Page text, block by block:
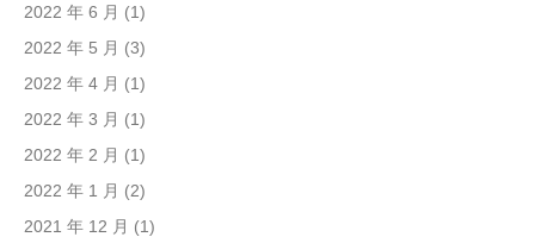
2022 年 6 月 (1)
2022 年 5 月 (3)
2022 年 4 月 (1)
2022 年 3 月 (1)
2022 年 2 月 (1)
2022 年 1 月 (2)
2021 年 12 月 (1)